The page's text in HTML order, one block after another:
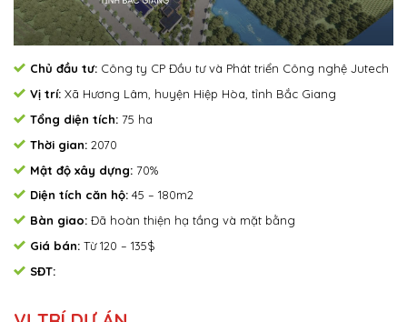
Chủ đầu tư: Công ty CP Đầu tư và Phát triển Công nghệ Jutech
Vị trí: Xã Hương Lâm, huyện Hiệp Hòa, tỉnh Bắc Giang
Tổng diện tích: 75 ha
Thời gian: 2070
Mật độ xây dựng: 70%
Diện tích căn hộ: 45 – 180m2
Bàn giao: Đã hoàn thiện hạ tầng và mặt bằng
Giá bán: Từ 120 – 135$
SĐT: